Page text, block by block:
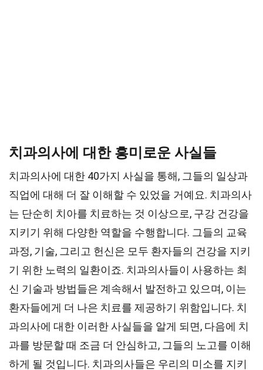
치과의사에 대한 흥미로운 사실들
치과의사에 대한 40가지 사실을 통해, 그들의 일상과
직업에 대해 더 잘 이해할 수 있었을 거예요. 치과의사
는 단순히 치아를 치료하는 것 이상으로, 구강 건강을
지키기 위해 다양한 역할을 수행합니다. 그들의 교육
과정, 기술, 그리고 헌신은 모두 환자들의 건강을 지키
기 위한 노력의 일환이죠. 치과의사들이 사용하는 최
신 기술과 방법들은 계속해서 발전하고 있으며, 이는
환자들에게 더 나은 치료를 제공하기 위함입니다. 치
과의사에 대한 이러한 사실들을 알게 되면, 다음에 치
과를 방문할 때 조금 더 안심하고, 그들의 노고를 이해
하게 될 것입니다. 치과의사들은 우리의 미소를 지키